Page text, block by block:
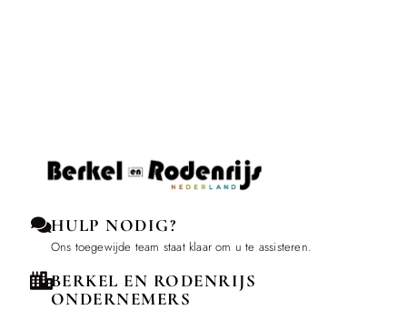
HULP NODIG?
Ons toegewijde team staat klaar om u te assisteren.
BERKEL EN RODENRIJS
ONDERNEMERS